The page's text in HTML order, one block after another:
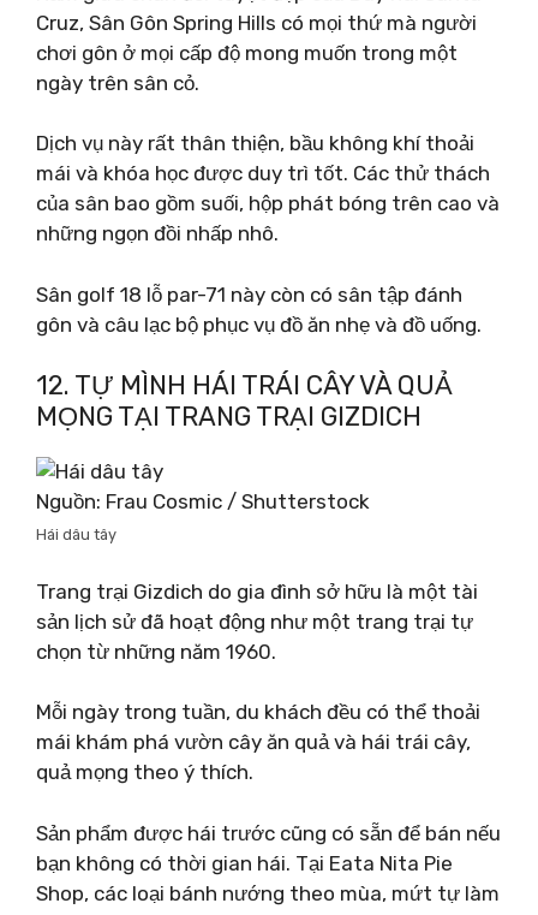
Cruz, Sân Gôn Spring Hills có mọi thứ mà người
chơi gôn ở mọi cấp độ mong muốn trong một
ngày trên sân cỏ.
Dịch vụ này rất thân thiện, bầu không khí thoải
mái và khóa học được duy trì tốt. Các thử thách
của sân bao gồm suối, hộp phát bóng trên cao và
những ngọn đồi nhấp nhô.
Sân golf 18 lỗ par-71 này còn có sân tập đánh
gôn và câu lạc bộ phục vụ đồ ăn nhẹ và đồ uống.
12. TỰ MÌNH HÁI TRÁI CÂY VÀ QUẢ
MỌNG TẠI TRANG TRẠI GIZDICH
Nguồn: Frau Cosmic / Shutterstock
Hái dâu tây
Trang trại Gizdich do gia đình sở hữu là một tài
sản lịch sử đã hoạt động như một trang trại tự
chọn từ những năm 1960.
Mỗi ngày trong tuần, du khách đều có thể thoải
mái khám phá vườn cây ăn quả và hái trái cây,
quả mọng theo ý thích.
Sản phẩm được hái trước cũng có sẵn để bán nếu
bạn không có thời gian hái. Tại Eata Nita Pie
Shop, các loại bánh nướng theo mùa, mứt tự làm